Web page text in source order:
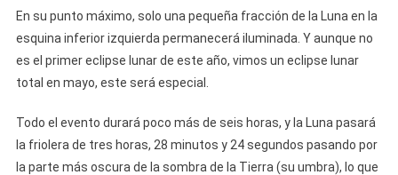
En su punto máximo, solo una pequeña fracción de la Luna en la
esquina inferior izquierda permanecerá iluminada. Y aunque no
es el primer eclipse lunar de este año, vimos un eclipse lunar
total en mayo, este será especial.
Todo el evento durará poco más de seis horas, y la Luna pasará
la friolera de tres horas, 28 minutos y 24 segundos pasando por
la parte más oscura de la sombra de la Tierra (su umbra), lo que